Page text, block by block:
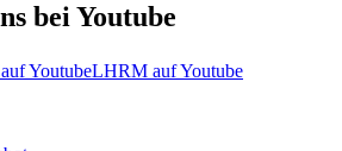
bei Youtube
LHRM auf Youtube